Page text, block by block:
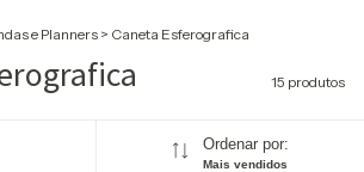
e Planners > Caneta Esferografica
15 produtos
Ordenar por:
Mais vendidos